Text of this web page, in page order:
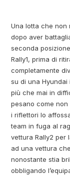
Una lotta che non
dopo aver
seconda
Rally1, prima di
completamente
su di una
più che mai in
pesano come
i riflettori lo
team in fuga al
vettura Rally2 per
ad una vettura
nonostante stia
obbligando